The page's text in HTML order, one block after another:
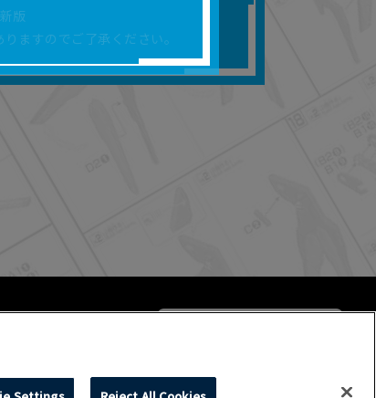
版
ますのでご了承ください。
るものではあ
。
等が生じたとし
た当社は、本